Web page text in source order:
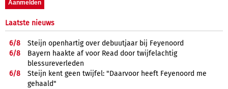
Laatste nieuws
6/8
Steijn openhartig over debuutjaar bij Feyenoord
6/8
Bayern haakte af voor Read door twijfelachtig
blessureverleden
6/8
Steijn kent geen twijfel: "Daarvoor heeft Feyenoord me
gehaald"